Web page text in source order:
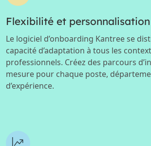
Flexibilité et personnalisation
Le logiciel d’onboarding Kantree se
capacité d’adaptation à tous les
professionnels. Créez des parcours
mesure pour chaque poste,
d’expérience.